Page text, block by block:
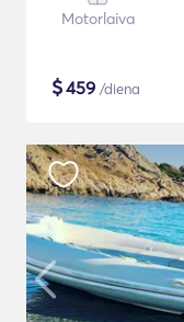
Motorlaiva
$459 /diena